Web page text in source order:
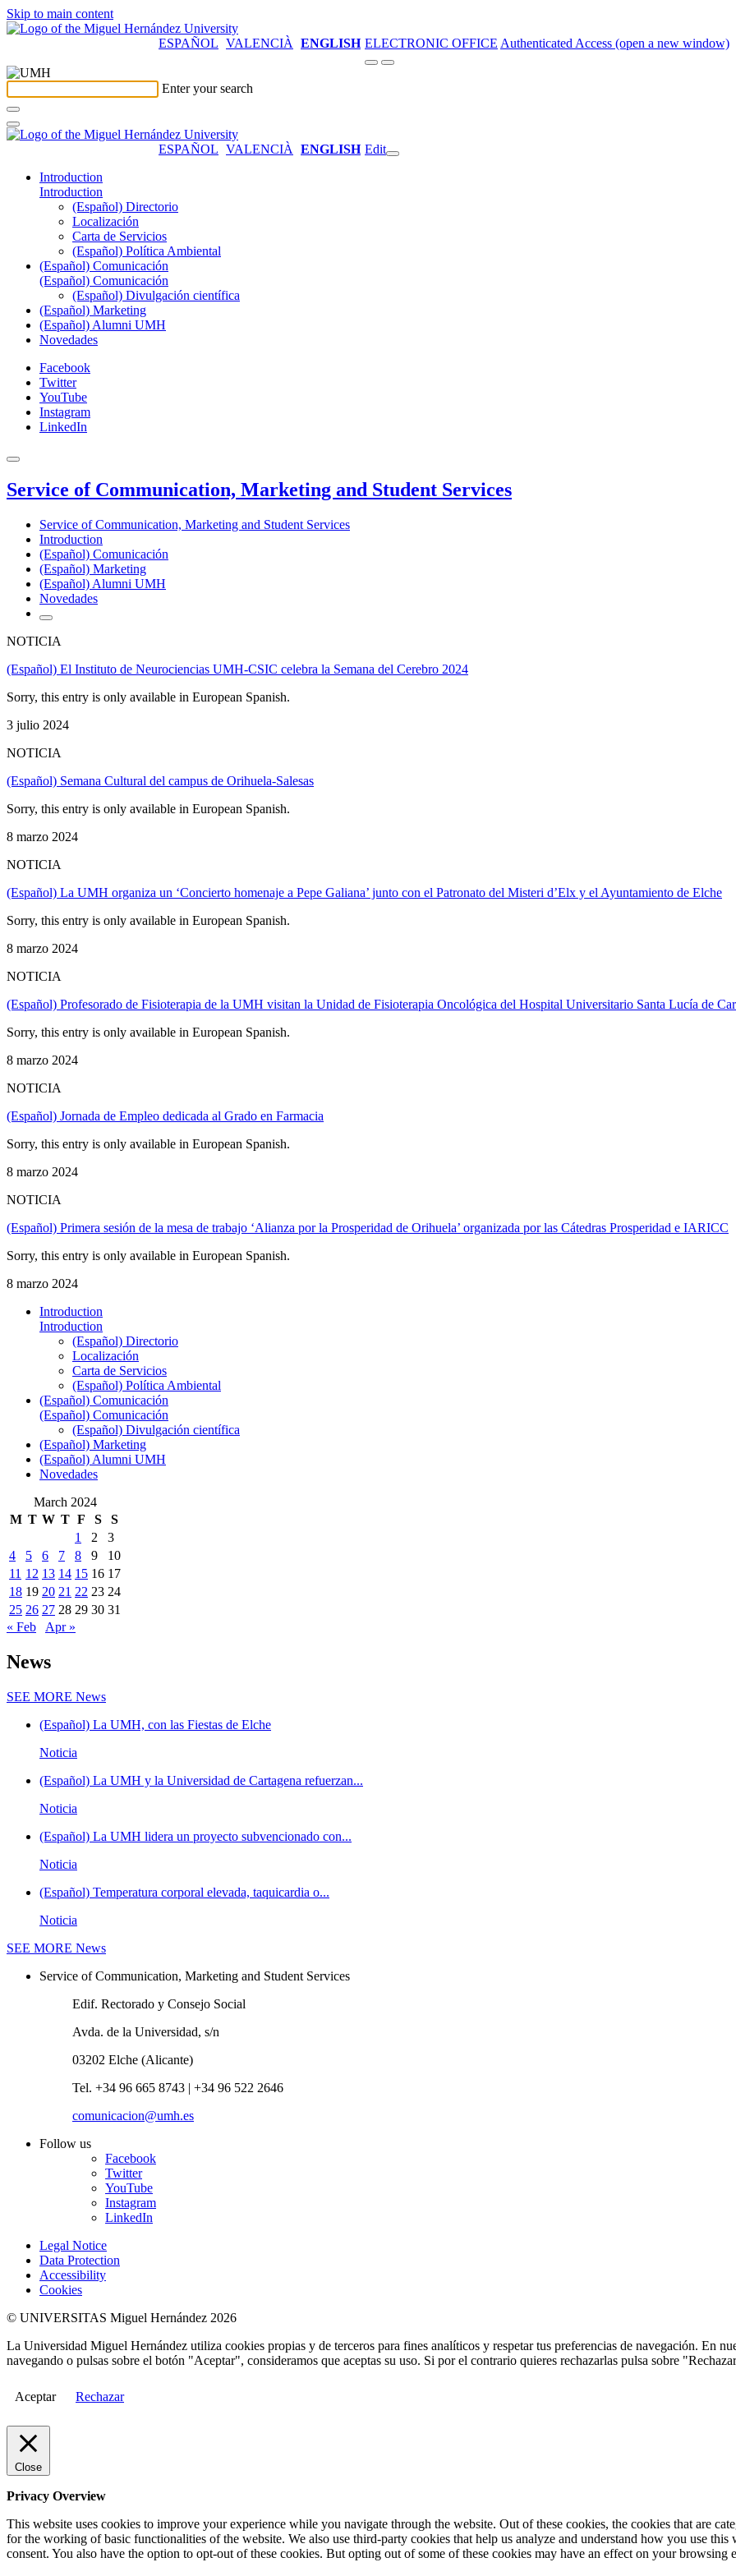
Skip to main content
ESPAÑOL VALENCIÀ ENGLISH ELECTRONIC OFFICE Authenticated Access (open a new window)
Enter your search
ESPAÑOL VALENCIÀ ENGLISH Edit
Introduction
Introduction
(Español) Directorio
Localización
Carta de Servicios
(Español) Política Ambiental
(Español) Comunicación
(Español) Comunicación
(Español) Divulgación científica
(Español) Marketing
(Español) Alumni UMH
Novedades
Facebook
Twitter
YouTube
Instagram
LinkedIn
Service of Communication, Marketing and Student Services
Service of Communication, Marketing and Student Services
Introduction
(Español) Comunicación
(Español) Marketing
(Español) Alumni UMH
Novedades
NOTICIA
(Español) El Instituto de Neurociencias UMH-CSIC celebra la Semana del Cerebro 2024
Sorry, this entry is only available in European Spanish.
3 julio 2024
NOTICIA
(Español) Semana Cultural del campus de Orihuela-Salesas
Sorry, this entry is only available in European Spanish.
8 marzo 2024
NOTICIA
(Español) La UMH organiza un ‘Concierto homenaje a Pepe Galiana’ junto con el Patronato del Misteri d’Elx y el Ayuntamiento de Elche
Sorry, this entry is only available in European Spanish.
8 marzo 2024
NOTICIA
(Español) Profesorado de Fisioterapia de la UMH visitan la Unidad de Fisioterapia Oncológica del Hospital Universitario Santa Lucía de
Sorry, this entry is only available in European Spanish.
8 marzo 2024
NOTICIA
(Español) Jornada de Empleo dedicada al Grado en Farmacia
Sorry, this entry is only available in European Spanish.
8 marzo 2024
NOTICIA
(Español) Primera sesión de la mesa de trabajo ‘Alianza por la Prosperidad de Orihuela’ organizada por las Cátedras Prosperidad e IARICC
Sorry, this entry is only available in European Spanish.
8 marzo 2024
Introduction
Introduction
(Español) Directorio
Localización
Carta de Servicios
(Español) Política Ambiental
(Español) Comunicación
(Español) Comunicación
(Español) Divulgación científica
(Español) Marketing
(Español) Alumni UMH
Novedades
March 2024
M T W T F S
S
1
2
3
4
5 6 7 8 9
10
11 12 13 14 15 16 17
18 19 20 21 22 23 24
25 26 27 28 29 30 31
« Feb
Apr »
News
SEE MORE News
(Español) La UMH, con las Fiestas de Elche
Noticia
(Español) La UMH y la Universidad de Cartagena refuerzan...
Noticia
(Español) La UMH lidera un proyecto subvencionado con...
Noticia
(Español) Temperatura corporal elevada, taquicardia o...
Noticia
SEE MORE News
Service of Communication, Marketing and Student Services
Edif. Rectorado y Consejo Social
Avda. de la Universidad, s/n
03202 Elche (Alicante)
Tel. +34 96 665 8743 | +34 96 522 2646
comunicacion@umh.es
Follow us
Facebook
Twitter
YouTube
Instagram
LinkedIn
Legal Notice
Data Protection
Accessibility
Cookies
© UNIVERSITAS Miguel Hernández 2026
La Universidad Miguel Hernández utiliza cookies propias y de terceros para fines analíticos y respetar tus preferencias de navegación. En
navegando o pulsas sobre el botón "Aceptar", consideramos que aceptas su uso. Si por el contrario quieres rechazarlas pulsa sobre
Aceptar Rechazar
Close
Privacy Overview
This website uses cookies to improve your experience while you navigate through the website. Out of these cookies, the cookies that are
for the working of basic functionalities of the website. We also use third-party cookies that help us analyze and understand how you use
consent. You also have the option to opt-out of these cookies. But opting out of some of these cookies may have an effect on your browsing